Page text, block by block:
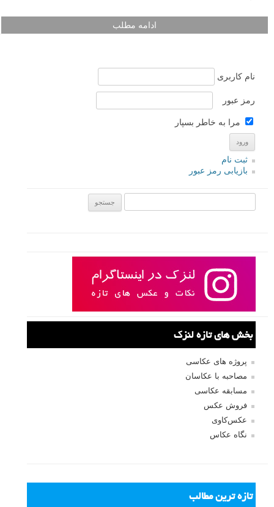
ادامه مطلب
نام کاربری
رمز عبور
مرا به خاطر بسپار
ثبت نام
بازیابی رمز عبور
بخش های تازه لنزک
پروژه های عکاسی
مصاحبه با عکاسان
مسابقه عکاسی
فروش عکس
عکس‌کاوی
نگاه عکاس
تازه ترین مطالب